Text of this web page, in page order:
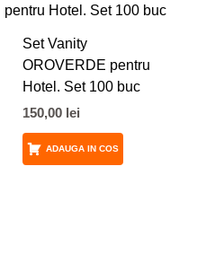
Set Vanity
OROVERDE pentru
Hotel. Set 100 buc
150,00 lei
ADAUGA IN COS